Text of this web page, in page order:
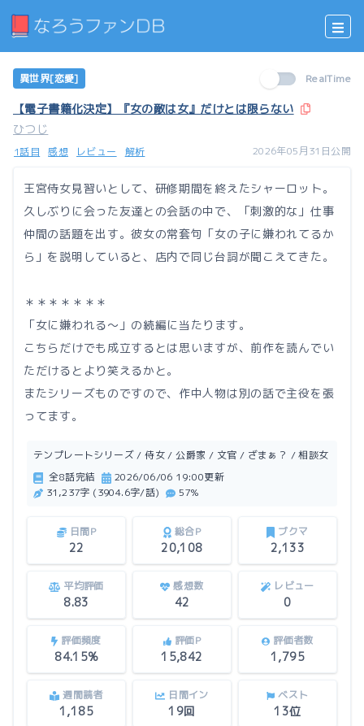
異世界[恋愛] RealTime
【電子書籍化決定】『女の敵は女』だけとは限らない
ひつじ
1話目 感想 レビュー 解析 2026年05月31日公開
王宮侍女見習いとして、研修期間を終えたシャーロット。
久しぶりに会った友達との会話の中で、「刺激的な」仕事
仲間の話題を出す。彼女の常套句「女の子に嫌われてるか
ら」を説明していると、店内で同じ台詞が聞こえてきた。
＊＊＊＊＊＊＊
「女に嫌われる〜」の続編に当たります。
こちらだけでも成立するとは思いますが、前作を読んでい
ただけるとより笑えるかと。
またシリーズものですので、作中人物は別の話で主役を張
ってます。
テンプレートシリーズ / 侍女 / 公爵家 / 文官 / ざまぁ？ / 相談女
全8話完結
2026/06/06 19:00更新
31,237字 (3904.6字/話)
57%
日間P
22
総合P
20,108
ブクマ
2,133
平均評価
8.83
感想数
42
レビュー
0
評価頻度
84.15%
評価P
15,842
評価者数
1,795
週間読者
1,185
日間イン
19回
ベスト
13位